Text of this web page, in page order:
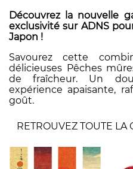
Découvrez la nouvelle
exclusivité sur ADNS
Japon !
Savourez cette
délicieuses Pêches
de fraîcheur. Un
expérience apaisante,
goût.
RETROUVEZ TOUTE